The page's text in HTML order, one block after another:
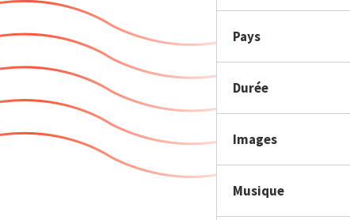
Pays
Durée
Images
Musique